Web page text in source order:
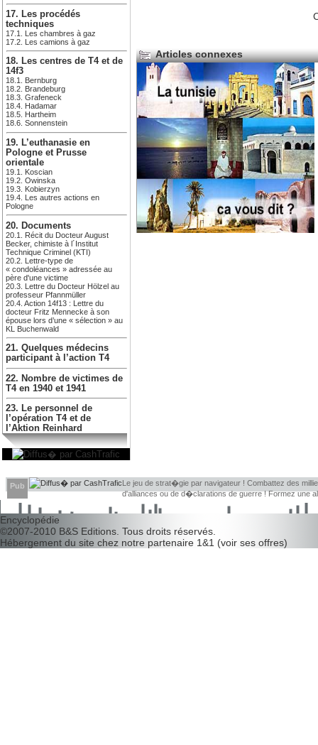
17. Les procédés
techniques
17.1. Les chambres à gaz
17.2. Les camions à gaz
18. Les centres de T4 et de
14f3
18.1. Bernburg
18.2. Brandeburg
18.3. Grafeneck
18.4. Hadamar
18.5. Hartheim
18.6. Sonnenstein
19. L’euthanasie en
Pologne et Prusse
orientale
19.1. Koscian
19.2. Owinska
19.3. Kobierzyn
19.4. Les autres actions en
Pologne
20. Documents
20.1. Récit du Docteur August
Becker, chimiste à l´Institut
Technique Criminel (KTI)
20.2. Lettre-type de
« condoléances » adressée au
père d'une victime
20.3. Lettre du Docteur Hölzel au
professeur Pfannmüller
20.4. Action 14f13 : Lettre du
docteur Fritz Mennecke à son
épouse lors d’une « sélection » au
KL Buchenwald
21. Quelques médecins
participant à l’action T4
22. Nombre de victimes de
T4 en 1940 et 1941
23. Le personnel de
l’opération T4 et de
l’Aktion Reinhard
Articles connexes
Pub
Le jeu de strat�gie par navigateur ! Combattez des
d'alliances ou de d�clarations de guerre ! Formez une
d�couvrir leurs faiblesses !
Encyclopédie
©2007-2010 B&S Editions . Tous droits réservés.
Hébergement du site chez notre partenaire 1&1 (voir ses offres)